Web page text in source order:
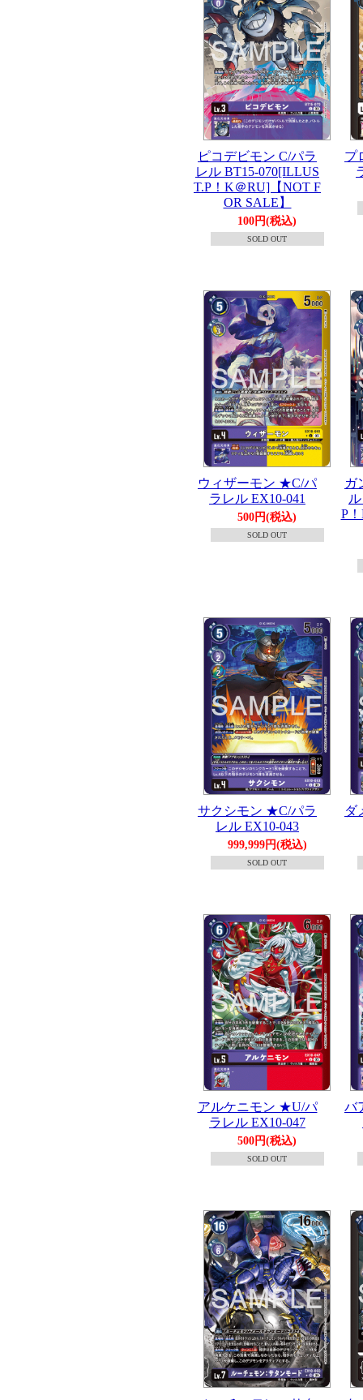
ピコデビモン C/パラ
レル BT15-070[ILLUS
T.P！K＠RU]【NOT F
OR SALE】
100円(税込)
SOLD OUT
プ
ウィザーモン ★C/パ
ラレル EX10-041
500円(税込)
SOLD OUT
ガ
P
サクシモン ★C/パラ
レル EX10-043
999,999円(税込)
SOLD OUT
ダ
アルケニモン ★U/パ
ラレル EX10-047
500円(税込)
SOLD OUT
バ